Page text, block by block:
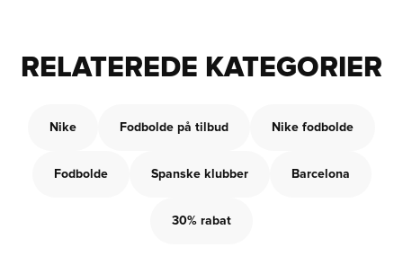
RELATEREDE KATEGORIER
Nike Fodbolde på tilbud Nike fodbolde
Fodbolde Spanske klubber Barcelona
30% rabat